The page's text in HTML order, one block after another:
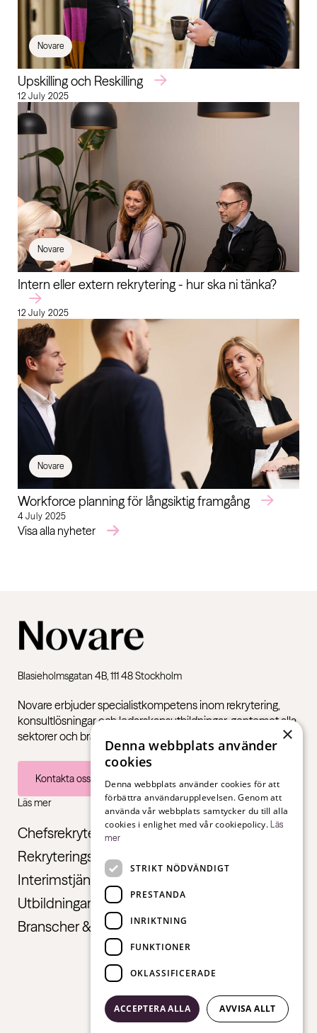
Visa alla nyheter
Novare
Upskilling och Reskilling
12 July 2025
Novare
Intern eller extern rekrytering - hur ska ni tänka?
12 July 2025
Novare
Workforce planning för långsiktig framgång
4 July 2025
Blasieholmsgatan 4B, 111 48 Stockholm
Novare erbjuder specialistkompetens inom rekrytering,
konsultlösningar och ledarskapsutbildningar, gentemot alla
sektorer och branscher – från första jobb till chefsnivå.
Kontakta oss
Läs mer
Chefsrekrytering
Rekryteringstjänster
Interimstjänster
Utbildningar
Branscher & Roller
×
Denna webbplats använder
cookies
Denna webbplats använder cookies för att
förbättra användarupplevelsen. Genom att
använda vår webbplats samtycker du till alla
cookies i enlighet med vår cookiepolicy. Läs
mer
STRIKT NÖDVÄNDIGT
PRESTANDA
INRIKTNING
FUNKTIONER
OKLASSIFICERADE
ACCEPTERA ALLA AVVISA ALLT